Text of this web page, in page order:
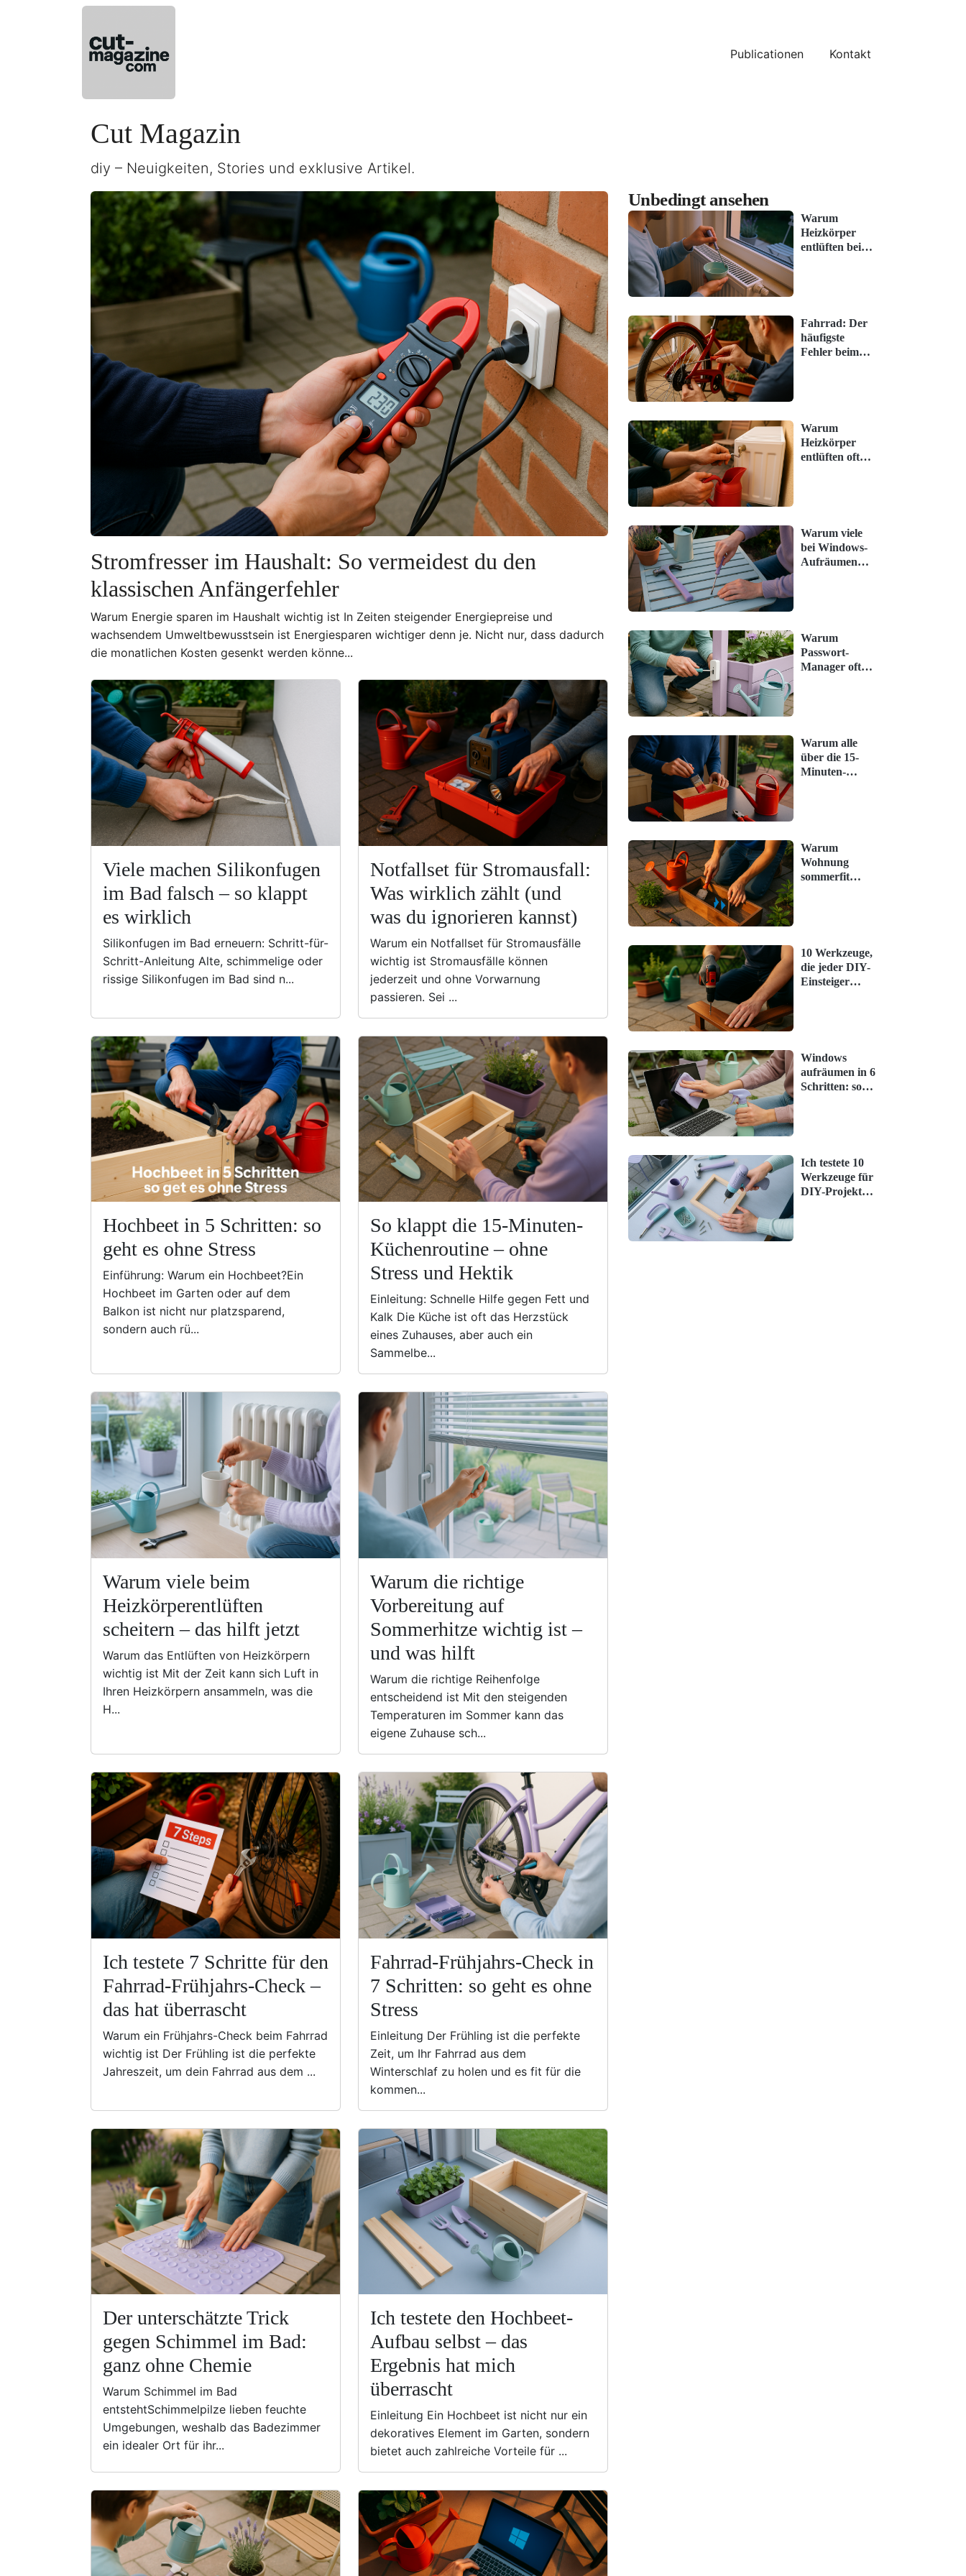
Publicationen Kontakt
Cut Magazin
diy – Neuigkeiten, Stories und exklusive Artikel.
Stromfresser im Haushalt: So vermeidest du den
klassischen Anfängerfehler
Warum Energie sparen im Haushalt wichtig ist In Zeiten steigender Energiepreise und
wachsendem Umweltbewusstsein ist Energiesparen wichtiger denn je. Nicht nur, dass dadurch
die monatlichen Kosten gesenkt werden könne...
Viele machen Silikonfugen
im Bad falsch – so klappt
es wirklich
Silikonfugen im Bad erneuern: Schritt-für-
Schritt-Anleitung Alte, schimmelige oder
rissige Silikonfugen im Bad sind n...
Notfallset für Stromausfall:
Was wirklich zählt (und
was du ignorieren kannst)
Warum ein Notfallset für Stromausfälle
wichtig ist Stromausfälle können
jederzeit und ohne Vorwarnung
passieren. Sei ...
Hochbeet in 5 Schritten: so
geht es ohne Stress
Einführung: Warum ein Hochbeet?Ein
Hochbeet im Garten oder auf dem
Balkon ist nicht nur platzsparend,
sondern auch rü...
So klappt die 15-Minuten-
Küchenroutine – ohne
Stress und Hektik
Einleitung: Schnelle Hilfe gegen Fett und
Kalk Die Küche ist oft das Herzstück
eines Zuhauses, aber auch ein
Sammelbe...
Warum viele beim
Heizkörperentlüften
scheitern – das hilft jetzt
Warum das Entlüften von Heizkörpern
wichtig ist Mit der Zeit kann sich Luft in
Ihren Heizkörpern ansammeln, was die
H...
Warum die richtige
Vorbereitung auf
Sommerhitze wichtig ist –
und was hilft
Warum die richtige Reihenfolge
entscheidend ist Mit den steigenden
Temperaturen im Sommer kann das
eigene Zuhause sch...
Ich testete 7 Schritte für den
Fahrrad-Frühjahrs-Check –
das hat überrascht
Warum ein Frühjahrs-Check beim Fahrrad
wichtig ist Der Frühling ist die perfekte
Jahreszeit, um dein Fahrrad aus dem ...
Fahrrad-Frühjahrs-Check in
7 Schritten: so geht es ohne
Stress
Einleitung Der Frühling ist die perfekte
Zeit, um Ihr Fahrrad aus dem
Winterschlaf zu holen und es fit für die
kommen...
Der unterschätzte Trick
gegen Schimmel im Bad:
ganz ohne Chemie
Warum Schimmel im Bad
entstehtSchimmelpilze lieben feuchte
Umgebungen, weshalb das Badezimmer
ein idealer Ort für ihr...
Ich testete den Hochbeet-
Aufbau selbst – das
Ergebnis hat mich
überrascht
Einleitung Ein Hochbeet ist nicht nur ein
dekoratives Element im Garten, sondern
bietet auch zahlreiche Vorteile für ...
Unbedingt ansehen
Warum
Heizkörper
entlüften bei
Fahrrad: Der
häufigste
Fehler beim
Warum
Heizkörper
entlüften oft
Warum viele
bei Windows-
Aufräumen
Warum
Passwort-
Manager oft
Warum alle
über die 15-
Minuten-
Warum
Wohnung
sommerfit
10 Werkzeuge,
die jeder DIY-
Einsteiger
Windows
aufräumen in 6
Schritten: so
Ich testete 10
Werkzeuge für
DIY-Projekte –